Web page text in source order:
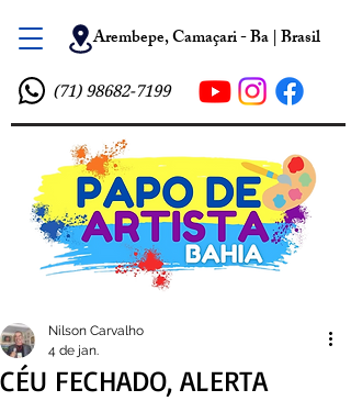
Arembepe, Camaçari - Ba | Brasil
(71) 98682-7199
CÉU FECHADO, ALERTA
Nilson Carvalho
4 de jan.